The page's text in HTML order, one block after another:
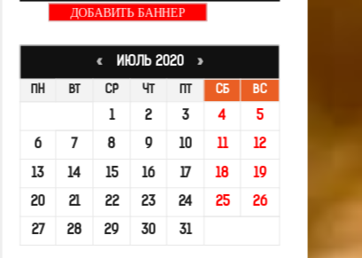
ДОБАВИТЬ БАННЕР
«ИЮЛЬ 2020 »
ПН ВТ СР ЧТ ПТ СБ ВС
1 2 3 4 5
6 7 8 9 10 11 12
13 14 15 16 17 18 19
20 21 22 23 24 25 26
27 28 29 30 31